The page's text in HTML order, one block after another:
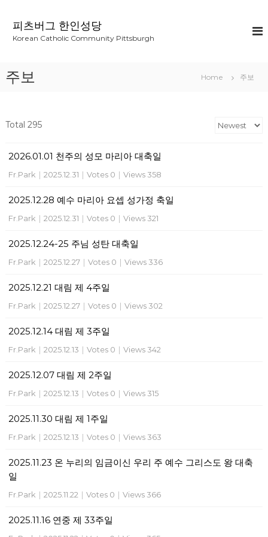
피츠버그 한인성당
Korean Catholic Community Pittsburgh
주보 Home 주보
Total 295
2026.01.01 천주의 성모 마리아 대축일
Fr.Park | 2025.12.31 | Votes 0 | Views 358
2025.12.28 예수 마리아 요셉 성가정 축일
Fr.Park | 2025.12.31 | Votes 0 | Views 321
2025.12.24-25 주님 성탄 대축일
Fr.Park | 2025.12.27 | Votes 0 | Views 336
2025.12.21 대림 제 4주일
Fr.Park | 2025.12.27 | Votes 0 | Views 302
2025.12.14 대림 제 3주일
Fr.Park | 2025.12.13 | Votes 0 | Views 342
2025.12.07 대림 제 2주일
Fr.Park | 2025.12.13 | Votes 0 | Views 315
2025.11.30 대림 제 1주일
Fr.Park | 2025.12.13 | Votes 0 | Views 363
2025.11.23 온 누리의 임금이신 우리 주 예수 그리스도 왕 대축
일
Fr.Park | 2025.11.22 | Votes 0 | Views 366
2025.11.16 연중 제 33주일